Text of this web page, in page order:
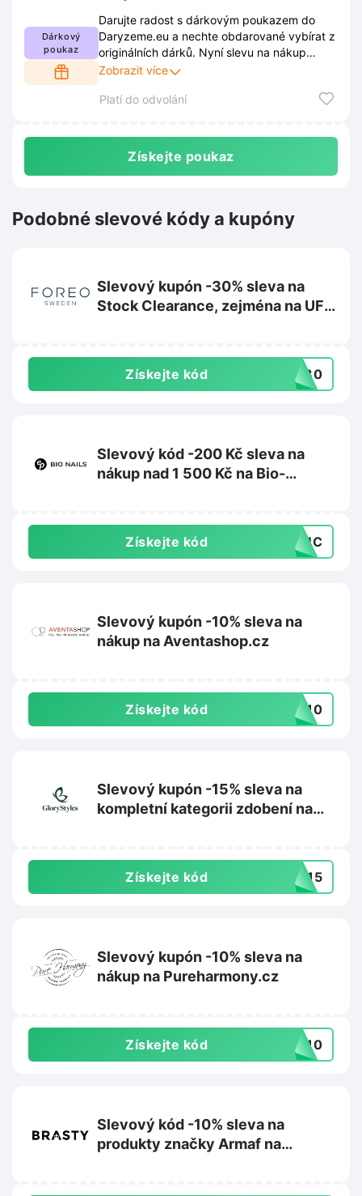
Dárkový
poukaz
Darujte radost s dárkovým poukazem do
Daryzeme.eu a nechte obdarované vybírat z
originálních dárků. Nyní slevu na nákup
poukazů, která potěší i vaši peněženku.
Zobrazit více
Platí do odvolání
Získejte poukaz
Podobné slevové kódy a kupóny
Slevový kupón -30% sleva na
Stock Clearance, zejména na UFO
Získejte kód CK30
Slevový kód -200 Kč sleva na
nákup nad 1 500 Kč na Bio-
Získejte kód D8UC
Slevový kupón -10% sleva na
nákup na Aventashop.cz
Získejte kód TA10
Slevový kupón -15% sleva na
kompletní kategorii zdobení na
Získejte kód NI15
Slevový kupón -10% sleva na
nákup na Pureharmony.cz
Získejte kód AS10
Slevový kód -10% sleva na
produkty značky Armaf na